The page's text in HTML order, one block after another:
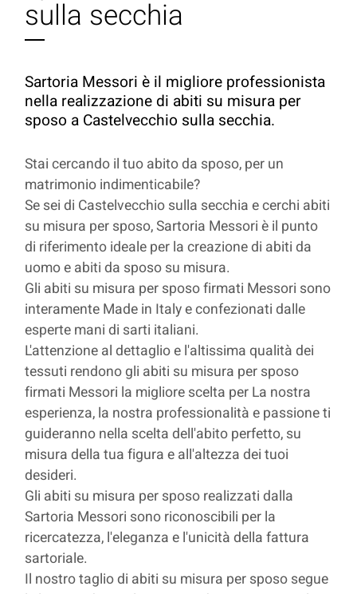
sulla secchia
Sartoria Messori è il migliore professionista
nella realizzazione di abiti su misura per
sposo a Castelvecchio sulla secchia.
Stai cercando il tuo abito da sposo, per un
matrimonio indimenticabile?
Se sei di Castelvecchio sulla secchia e cerchi abiti
su misura per sposo, Sartoria Messori è il punto
di riferimento ideale per la creazione di abiti da
uomo e abiti da sposo su misura.
Gli abiti su misura per sposo firmati Messori sono
interamente Made in Italy e confezionati dalle
esperte mani di sarti italiani.
L'attenzione al dettaglio e l'altissima qualità dei
tessuti rendono gli abiti su misura per sposo
firmati Messori la migliore scelta per La nostra
esperienza, la nostra professionalità e passione ti
guideranno nella scelta dell'abito perfetto, su
misura della tua figura e all'altezza dei tuoi
desideri.
Gli abiti su misura per sposo realizzati dalla
Sartoria Messori sono riconoscibili per la
ricercatezza, l'eleganza e l'unicità della fattura
sartoriale.
Il nostro taglio di abiti su misura per sposo segue